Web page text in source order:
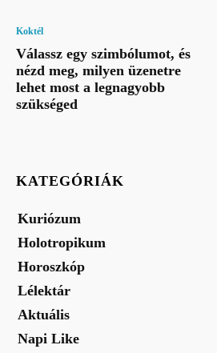
Koktél
Válassz egy szimbólumot, és
nézd meg, milyen üzenetre
lehet most a legnagyobb
szükséged
KATEGÓRIÁK
Kuriózum
Holotropikum
Horoszkóp
Lélektár
Aktuális
Napi Like